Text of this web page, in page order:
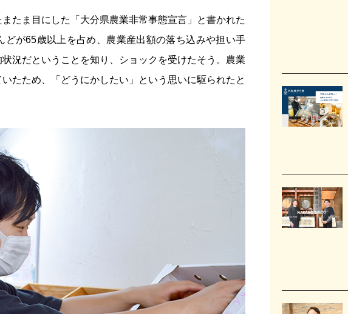
たま目にした「大分県農業非常事態宣言」と書かれた
どが65歳以上を占め、農業産出額の落ち込みや担い手
況だということを知り、ショックを受けたそう。農業
たため、「どうにかしたい」という思いに駆られたと